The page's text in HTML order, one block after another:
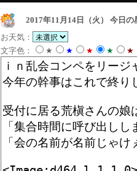
2017年11月14日（火）
今日の
お天気：
文字色：
★ ★ ★ ★ ★